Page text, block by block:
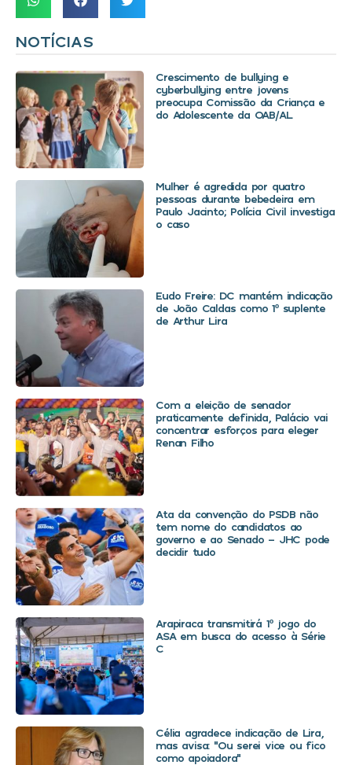
NOTÍCIAS
Crescimento de bullying e
cyberbullying entre jovens
preocupa Comissão da Criança e
do Adolescente da OAB/AL
Mulher é agredida por quatro
pessoas durante bebedeira em
Paulo Jacinto; Polícia Civil investiga
o caso
Eudo Freire: DC mantém indicação
de João Caldas como 1º suplente
de Arthur Lira
Com a eleição de senador
praticamente definida, Palácio vai
concentrar esforços para eleger
Renan Filho
Ata da convenção do PSDB não
tem nome do candidatos ao
governo e ao Senado – JHC pode
decidir tudo
Arapiraca transmitirá 1º jogo do
ASA em busca do acesso à Série
C
Célia agradece indicação de Lira,
mas avisa: “Ou serei vice ou fico
como apoiadora”